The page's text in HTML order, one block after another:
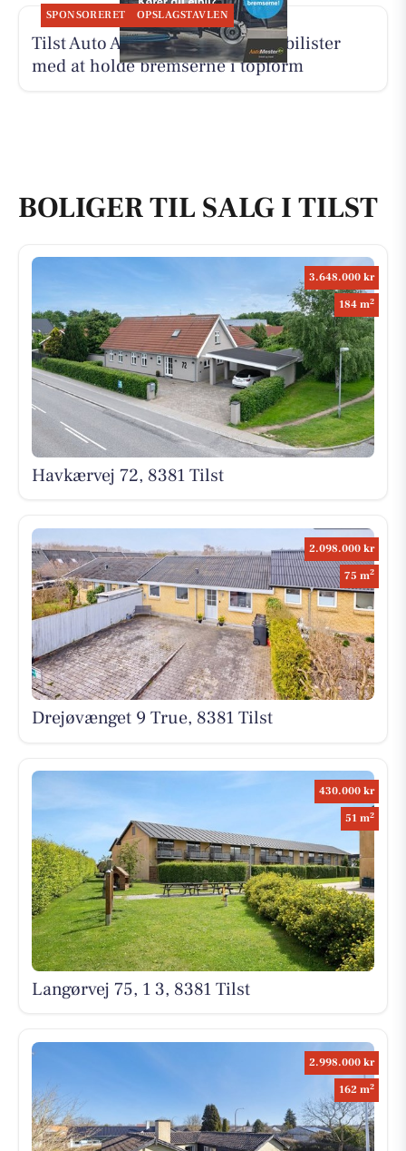
SPONSORERET OPSLAGSTAVLEN
Tilst Auto Aarhus ApS hjælper elbilister
med at holde bremserne i topform
BOLIGER TIL SALG I TILST
3.648.000 kr
184 m2
Havkærvej 72, 8381 Tilst
2.098.000 kr
75 m2
Drejøvænget 9 True, 8381 Tilst
430.000 kr
51 m2
Langørvej 75, 1 3, 8381 Tilst
2.998.000 kr
162 m2